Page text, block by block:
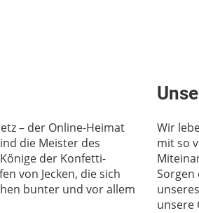
– der Online-Heimat
die Meister des
der Konfetti-
von Jecken, die sich
bunter und vor allem
Wir
mit so
Sorgen
unsere